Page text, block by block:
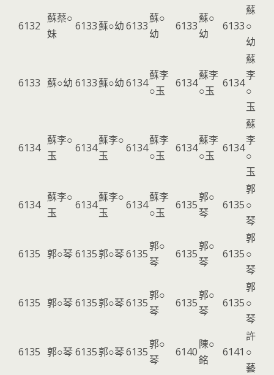
6132
蘇蔡○
妹
6133蘇○幼6133
蘇○
幼
6133
蘇○
幼
6133
蘇
○
幼
6133 蘇○幼 6133蘇○幼6134
蘇李
○玉
6134
蘇李
○玉
6134
蘇
李
○
玉
6134
蘇李○
玉
6134
蘇李○
玉
6134
蘇李
○玉
6134
蘇李
○玉
6134
蘇
李
○
玉
6134
蘇李○
玉
6134
蘇李○
玉
6134
蘇李
○玉
6135
郭○
琴
6135
郭
○
琴
6135 郭○琴6135郭○琴6135
郭○
琴
6135
郭○
琴
6135
郭
○
琴
6135 郭○琴6135郭○琴6135
郭○
琴
6135
郭○
琴
6135
郭
○
琴
6135 郭○琴6135郭○琴6135
郭○
琴
6140
陳○
銘
6141
許
○
藝